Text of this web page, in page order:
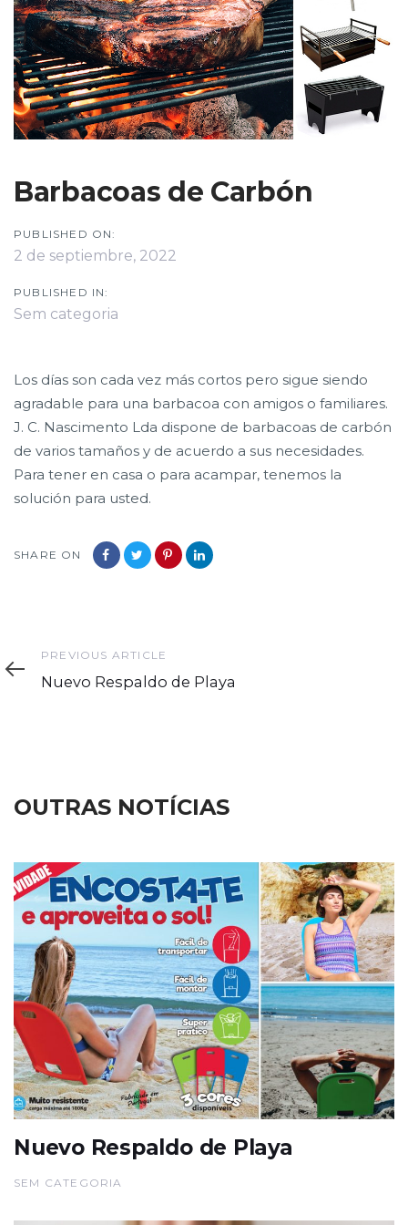
Barbacoas de Carbón
PUBLISHED ON:
2 de septiembre, 2022
PUBLISHED IN:
Sem categoria
Los días son cada vez más cortos pero sigue siendo
agradable para una barbacoa con amigos o familiares.
J. C. Nascimento Lda dispone de barbacoas de carbón
de varios tamaños y de acuerdo a sus necesidades.
Para tener en casa o para acampar, tenemos la
solución para usted.
SHARE ON
Previous
Article
PREVIOUS ARTICLE
Nuevo Respaldo de Playa
OUTRAS NOTÍCIAS
Nuevo Respaldo de Playa
SEM CATEGORIA